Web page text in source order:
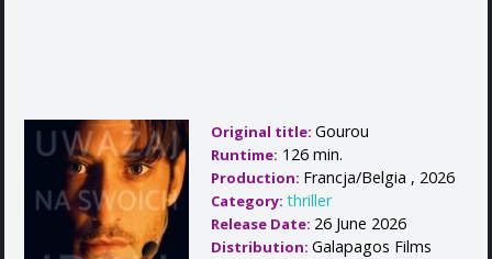
Original title: Gourou
Runtime: 126 min.
Production: Francja/Belgia , 2026
Category: thriller
Release Date: 26 June 2026
Distribution: Galapagos Films